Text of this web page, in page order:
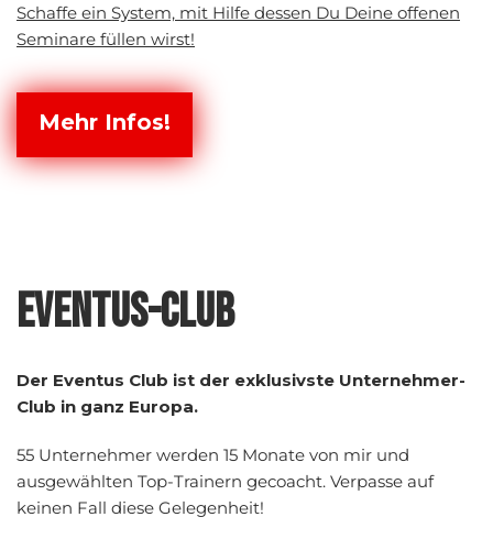
Schaffe ein System, mit Hilfe dessen Du Deine offenen
Seminare füllen wirst!
Mehr Infos!
EVENTUS-CLUB
Der Eventus Club ist der exklusivste Unternehmer-
Club in ganz Europa.
55 Unternehmer werden 15 Monate von mir und
ausgewählten Top-Trainern gecoacht. Verpasse auf
keinen Fall diese Gelegenheit!